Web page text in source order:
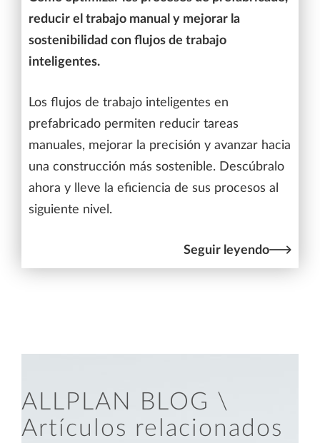
reducir el trabajo manual y mejorar la
sostenibilidad con flujos de trabajo
inteligentes.
Los flujos de trabajo inteligentes en
prefabricado permiten reducir tareas
manuales, mejorar la precisión y avanzar hacia
una construcción más sostenible. Descúbralo
ahora y lleve la eficiencia de sus procesos al
siguiente nivel.
Seguir leyendo
ALLPLAN BLOG \
Artículos relacionados